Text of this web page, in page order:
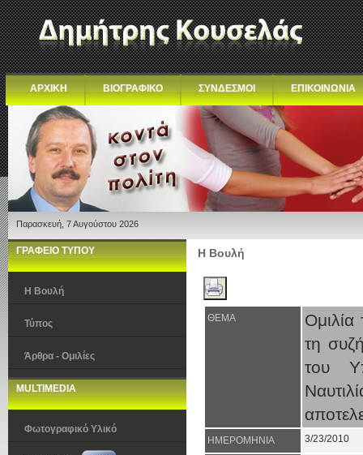
ΑΡΧΙΚΗ ΒΙΟΓΡΑΦΙΚΟ ΣΥΝΔΕΣΜΟΙ ΕΠΙΚΟΙΝΩΝΙΑ
Παρασκευή, 7 Αυγούστου 2026
ΓΡΑΦΕΙΟ ΤΥΠΟΥ
Η Βουλή
Τύπος
Άρθρα - Ομιλίες
MULTIMEDIA
Φωτογραφικό Υλικό
Η Βουλή
ΘΕΜΑ
τη
του
ΗΜΕΡΟΜΗΝΙΑ 3/23/2010